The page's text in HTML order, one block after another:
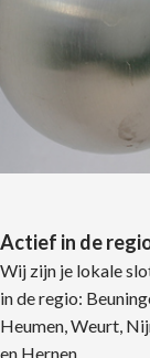
Actief in de
Wij zijn je lokale
in de regio:
Heumen, Weurt,
en Hernen.